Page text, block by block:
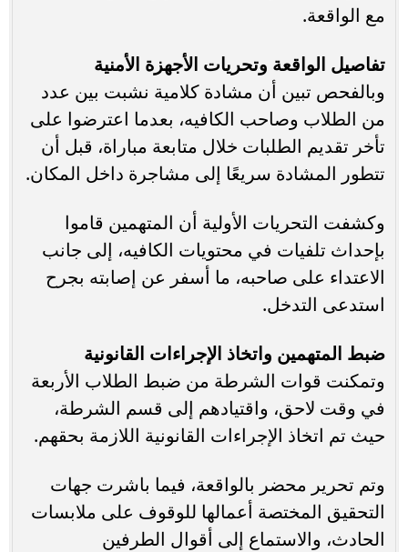
مع الواقعة.
تفاصيل الواقعة وتحريات الأجهزة الأمنية
وبالفحص تبين أن مشادة كلامية نشبت بين عدد
من الطلاب وصاحب الكافيه، بعدما اعترضوا على
تأخر تقديم الطلبات خلال متابعة مباراة، قبل أن
تتطور المشادة سريعًا إلى مشاجرة داخل المكان.
وكشفت التحريات الأولية أن المتهمين قاموا
بإحداث تلفيات في محتويات الكافيه، إلى جانب
الاعتداء على صاحبه، ما أسفر عن إصابته بجرح
استدعى التدخل.
ضبط المتهمين واتخاذ الإجراءات القانونية
وتمكنت قوات الشرطة من ضبط الطلاب الأربعة
في وقت لاحق، واقتيادهم إلى قسم الشرطة،
حيث تم اتخاذ الإجراءات القانونية اللازمة بحقهم.
وتم تحرير محضر بالواقعة، فيما باشرت جهات
التحقيق المختصة أعمالها للوقوف على ملابسات
الحادث، والاستماع إلى أقوال الطرفين